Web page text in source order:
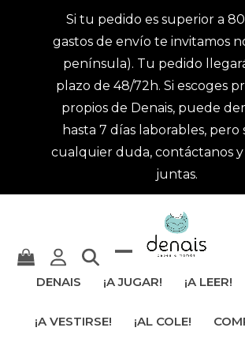
Si tu pedido es superior a
gastos de envío te invitamos
península). Tu pedido
plazo de 48/72h. Si escoges
propios de Denais, puede
hasta 7 días laborables, pero
cualquier duda, contáctanos y
juntas.
ocultar
móvil
DENAIS ¡A JUGAR! ¡A LEER!
¡A VESTIRSE! ¡AL COLE!